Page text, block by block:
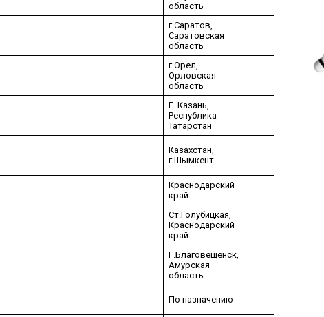
область
г.Саратов,
Саратовская
область
г.Орел,
Орловская
область
Г. Казань,
Республика
Татарстан
Казахстан,
г.Шымкент
Краснодарский
край
Ст.Голубицкая,
Краснодарский
край
Г.Благовещенск,
Амурская
область
По назначению